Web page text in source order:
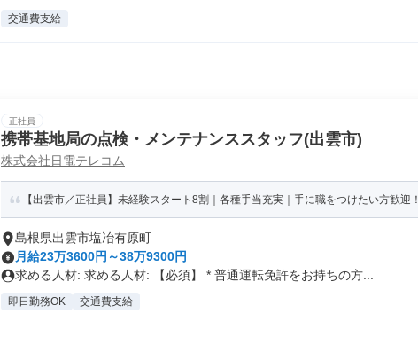
交通費支給
正社員
携帯基地局の点検・メンテナンススタッフ(出雲市)
株式会社日電テレコム
【出雲市／正社員】未経験スタート8割｜各種手当充実｜手に職をつけたい方歓迎！
島根県出雲市塩冶有原町
月給23万3600円～38万9300円
求める人材: 求める人材: 【必須】 * 普通運転免許をお持ちの方...
即日勤務OK 交通費支給